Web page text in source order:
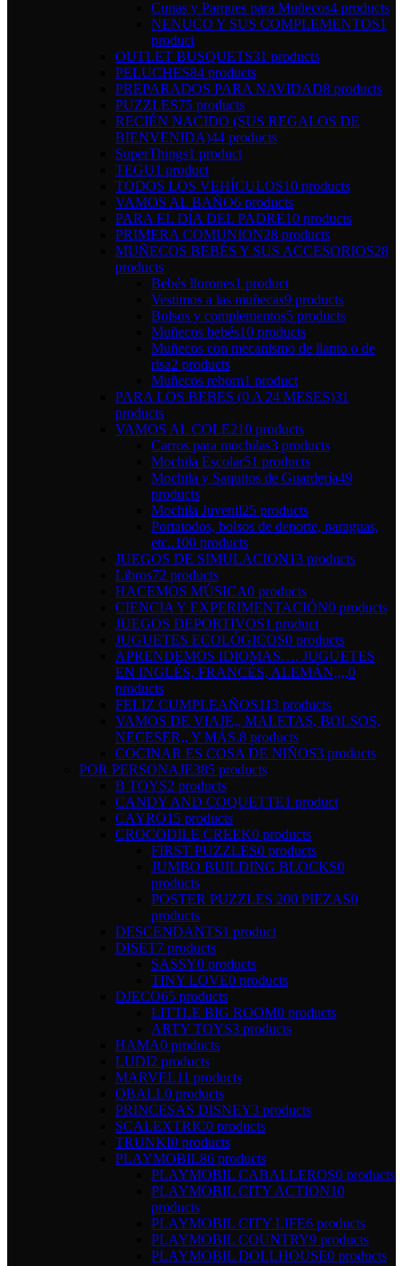
Cunas y Parques para Muñecos4 products
NENUCO Y SUS COMPLEMENTOS1
product
OUTLET BUSQUETS31 products
PELUCHES84 products
PREPARADOS PARA NAVIDAD8 products
PUZZLES75 products
RECIÉN NACIDO (SUS REGALOS DE
BIENVENIDA)44 products
SuperThings1 product
TEGU1 product
TODOS LOS VEHÍCULOS10 products
VAMOS AL BAÑO6 products
PARA EL DÍA DEL PADRE10 products
PRIMERA COMUNION28 products
MUÑECOS BEBÉS Y SUS ACCESORIOS28
products
Bebés llorones1 product
Vestimos a las muñecas9 products
Bolsos y complementos5 products
Muñecos bebés10 products
Muñecos con mecanismo de llanto o de
risa2 products
Muñecos reborn1 product
PARA LOS BEBES (0 A 24 MESES)31
products
VAMOS AL COLE210 products
Carros para mochilas3 products
Mochila Escolar51 products
Mochila y Saquitos de Guardería49
products
Mochila Juvenil25 products
Portatodos, bolsos de deporte, paraguas,
etc..100 products
JUEGOS DE SIMULACION13 products
Libros72 products
HACEMOS MÚSICA0 products
CIENCIA Y EXPERIMENTACIÓN0 products
JUEGOS DEPORTIVOS1 product
JUGUETES ECOLÓGICOS0 products
APRENDEMOS IDIOMAS…. JUGUETES
EN INGLÉS, FRANCÉS, ALEMÁN,,,,0
products
FELIZ CUMPLEAÑOS113 products
VAMOS DE VIAJE,, MALETAS, BOLSOS,
NECESER,, Y MÁS.8 products
COCINAR ES COSA DE NIÑOS3 products
POR PERSONAJE385 products
B TOYS2 products
CANDY AND COQUETTE1 product
CAYRO15 products
CROCODILE CREEK0 products
FIRST PUZZLES0 products
JUMBO BUILDING BLOCKS0
products
POSTER PUZZLES 200 PIEZAS0
products
DESCENDANTS1 product
DISET7 products
SASSY0 products
TINY LOVE0 products
DJECO65 products
LITTLE BIG ROOM0 products
ARTY TOYS3 products
HAMA0 products
LUDI2 products
MARVEL11 products
OBALL0 products
PRINCESAS DISNEY3 products
SCALEXTRIC0 products
TRUNKI0 products
PLAYMOBIL86 products
PLAYMOBIL CABALLEROS0 products
PLAYMOBIL CITY ACTION10
products
PLAYMOBIL CITY LIFE6 products
PLAYMOBIL COUNTRY9 products
PLAYMOBIL DOLLHOUSE0 products